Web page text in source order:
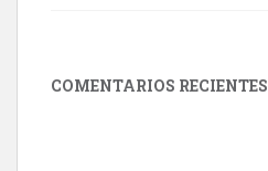
COMENTARIOS RECIENTES